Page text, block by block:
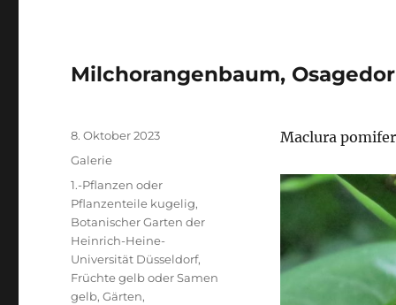
Milchorangen­­­baum,
Maclura
Veröffentlicht
am
8. Oktober 2023
Format
Galerie
Kategorien
1.-Pflanzen oder
Pflanzenteile kugelig,
Botanischer Garten der
Heinrich-Heine-
Universität Düsseldorf,
Früchte gelb oder Samen
gelb,Gärten,